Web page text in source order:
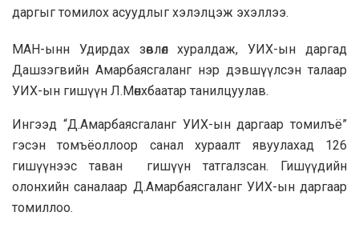
даргыг томилох асуудлыг хэлэлцэж эхэллээ.
МАН-ынн Удирдах зөвлөл хуралдаж, УИХ-ын даргад
Дашзэгвийн Амарбаясгаланг нэр дэвшүүлсэн талаар
УИХ-ын гишүүн Л.Мөнхбаатар танилцуулав.
Ингээд “Д.Амарбаясгаланг УИХ-ын даргаар томилъё”
гэсэн томъёоллоор санал хураалт явуулахад 126
гишүүнээс таван гишүүн татгалзсан. Гишүүдийн
олонхийн саналаар Д.Амарбаясгаланг УИХ-ын даргаар
томиллоо.